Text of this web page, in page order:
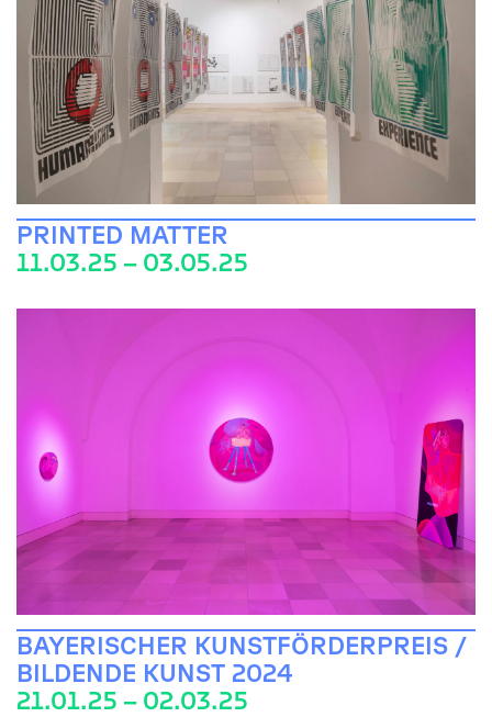
PRINTED MATTER
11.03.25 – 03.05.25
BAYERISCHER KUNSTFÖRDERPREIS /
BILDENDE KUNST 2024
21.01.25 – 02.03.25